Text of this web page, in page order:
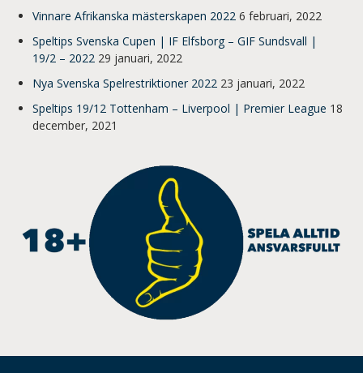
Vinnare Afrikanska mästerskapen 2022 6 februari, 2022
Speltips Svenska Cupen | IF Elfsborg – GIF Sundsvall |
19/2 – 2022 29 januari, 2022
Nya Svenska Spelrestriktioner 2022 23 januari, 2022
Speltips 19/12 Tottenham – Liverpool | Premier League 18
december, 2021